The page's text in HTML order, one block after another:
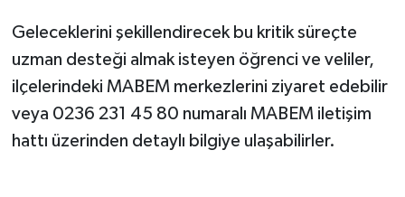
Geleceklerini şekillendirecek bu kritik süreçte
uzman desteği almak isteyen öğrenci ve veliler,
ilçelerindeki MABEM merkezlerini ziyaret edebilir
veya 0236 231 45 80 numaralı MABEM iletişim
hattı üzerinden detaylı bilgiye ulaşabilirler.